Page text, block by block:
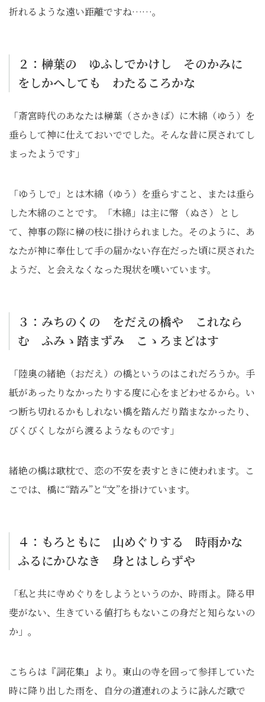
折れるような遠い距離ですね……。
２：榊葉の ゆふしでかけし そのかみに
をしかへしても わたるころかな
「斎宮時代のあなたは榊葉（さかきば）に木綿（ゆう）を
垂らして神に仕えておいででした。そんな昔に戻されてし
まったようです」
「ゆうしで」とは木綿（ゆう）を垂らすこと、または垂ら
した木綿のことです。「木綿」は主に幣 （ぬさ） とし
て、神事の際に榊の枝に掛けられました。そのように、あ
なたが神に奉仕して手の届かない存在だった頃に戻された
ようだ、と会えなくなった現状を嘆いています。
３：みちのくの をだえの橋や これなら
む ふみゝ踏まずみ こゝろまどはす
「陸奥の緒絶（おだえ）の橋というのはこれだろうか。手
紙があったりなかったりする度に心をまどわせるから。い
つ断ち切れるかもしれない橋を踏んだり踏まなかったり、
びくびくしながら渡るようなものです」
緒絶の橋は歌枕で、恋の不安を表すときに使われます。こ
こでは、橋に“踏み”と“文”を掛けています。
４：もろともに 山めぐりする 時雨かな
ふるにかひなき 身とはしらずや
「私と共に寺めぐりをしようというのか、時雨よ。降る甲
斐がない、生きている値打ちもないこの身だと知らないの
か」。
こちらは『詞花集』より。東山の寺を回って参拝していた
時に降り出した雨を、自分の道連れのように詠んだ歌で